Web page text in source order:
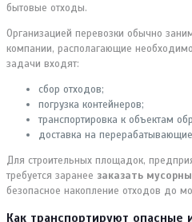
бытовые отходы.
Организацией перевозки обычно
компании, располагающие
задачи входят:
сбор отходов;
погрузка контейнеров;
транспортировка к объектам
доставка на
Для строительных площадок,
требуется заранее заказать
безопасное накопление отходов до
Как транспортируют опасные